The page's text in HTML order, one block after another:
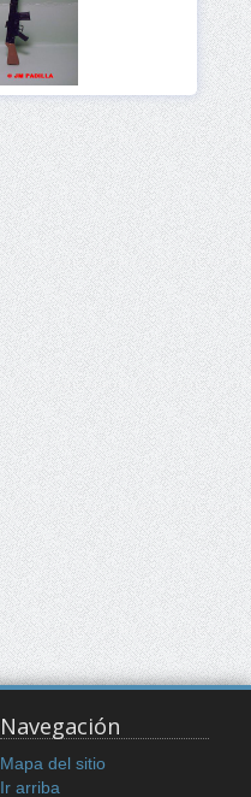
Navegación
Mapa del sitio
Ir arriba